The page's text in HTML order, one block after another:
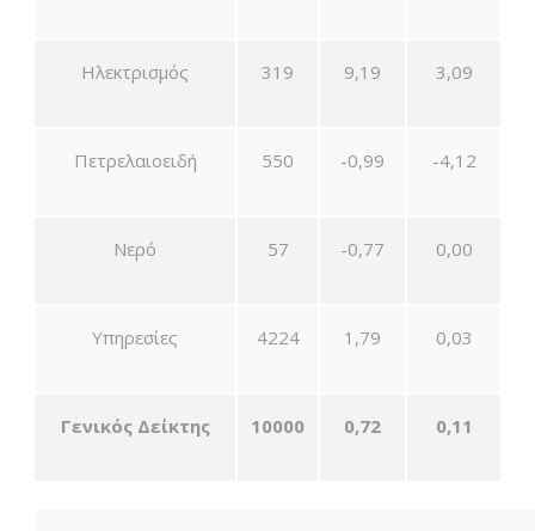
Ηλεκτρισμός 319 9,19 3,09
Πετρελαιοειδή 550 -0,99 -4,12
Νερό 57 -0,77 0,00
Υπηρεσίες 4224 1,79 0,03
Γενικός Δείκτης 10000 0,72 0,11